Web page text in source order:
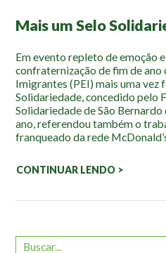
Borboletas
Cambuci
Liquens
Tucano do Bico Verde
Atividades
Educação Ambiental
Roteiro da monitoria
Terceira Idade
Mais um Selo
Em evento repleto de emoção
confraternização de fim de ano
Imigrantes (PEI) mais uma vez
Solidariedade, concedido pelo
Solidariedade de São Bernardo
ano, referendou também o
franqueado da rede
CONTINUAR LENDO >